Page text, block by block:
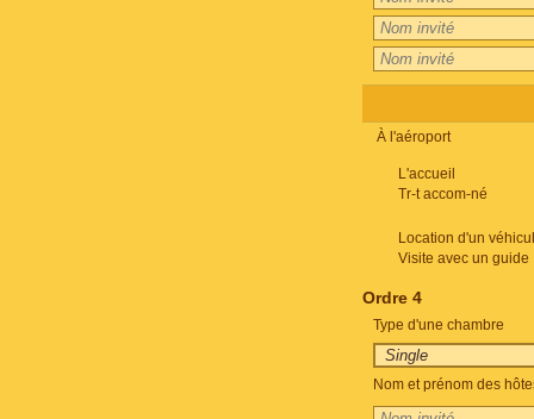
À l'aéroport
L'accueil
Tr-t accom-né
Location d'un
Visite avec un guide
Ordre 4
Type d'une chambre
Nom et prénom des